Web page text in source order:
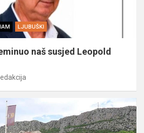
LJUBUŠKI
naš susjed Leopold